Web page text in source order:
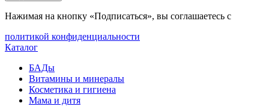
Нажимая на кнопку «Подписаться», вы соглашаетесь с
политикой конфиденциальности
Каталог
БАДы
Витамины и минералы
Косметика и гигиена
Мама и дитя